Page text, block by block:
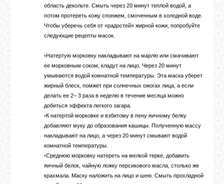
область декольте. Смыть через 20 минут теплой водой, а
потом протереть кожу спонжем, смоченным в холодной воде.
Чтобы уберечь себя от «радостей» жирной кожи, попробуйте
следующие рецепты масок.
◦Натертую морковку накладывают на марлю или смачивают
ее морковным соком, кладут на лицо. Через 20 минут
умываются водой комнатной температуры. Эта маска уберет
жирный блеск, помжет при солнечных ожогах лица, а если
делать ее 2− 3 раза в неделю в течение месяца можно
добиться эффекта легкого загара.
◦К натертой морковке и взбитому в пену яичному белку
добавляют муку до образования кашицы. Полученную массу
накладывают на лицо, а через 20 минут смывают водой
комнатной температуры.
◦Среднюю морковку натереть на мелкой терке, добавить
яичный белок, чайную ложку персикового масла, столько же
крахмала. Маску наложить на лицо и шею. Смыть прохладной